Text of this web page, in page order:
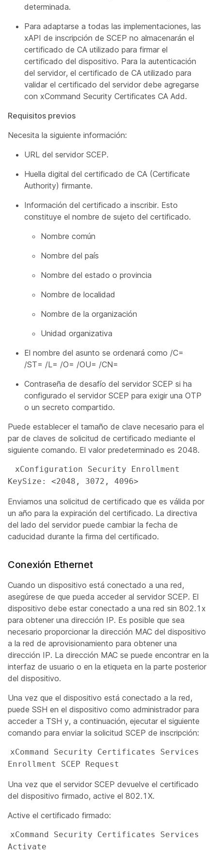
determinada.
Para adaptarse a todas las implementaciones, las
xAPI de inscripción de SCEP no almacenarán el
certificado de CA utilizado para firmar el
certificado del dispositivo. Para la autenticación
del servidor, el certificado de CA utilizado para
validar el certificado del servidor debe agregarse
con xCommand Security Certificates CA Add.
Requisitos previos
Necesita la siguiente información:
URL del servidor SCEP.
Huella digital del certificado de CA (Certificate
Authority) firmante.
Información del certificado a inscribir. Esto
constituye el nombre de sujeto del certificado.
Nombre común
Nombre del país
Nombre del estado o provincia
Nombre de localidad
Nombre de la organización
Unidad organizativa
El nombre del asunto se ordenará como /C=
/ST= /L= /O= /OU= /CN=
Contraseña de desafío del servidor SCEP si ha
configurado el servidor SCEP para exigir una OTP
o un secreto compartido.
Puede establecer el tamaño de clave necesario para el
par de claves de solicitud de certificado mediante el
siguiente comando. El valor predeterminado es 2048.
KeySize: <2048, 3072, 4096>
Enviamos una solicitud de certificado que es válida por
un año para la expiración del certificado. La directiva
del lado del servidor puede cambiar la fecha de
caducidad durante la firma del certificado.
Conexión Ethernet
Cuando un dispositivo está conectado a una red,
asegúrese de que pueda acceder al servidor SCEP. El
dispositivo debe estar conectado a una red sin 802.1x
para obtener una dirección IP. Es posible que sea
necesario proporcionar la dirección MAC del dispositivo
a la red de aprovisionamiento para obtener una
dirección IP. La dirección MAC se puede encontrar en la
interfaz de usuario o en la etiqueta en la parte posterior
del dispositivo.
Una vez que el dispositivo está conectado a la red,
puede SSH en el dispositivo como administrador para
acceder a TSH y, a continuación, ejecutar el siguiente
comando para enviar la solicitud SCEP de inscripción:
xCommand Security Certificates Services
Enrollment SCEP Request
Una vez que el servidor SCEP devuelve el certificado
del dispositivo firmado, active el 802.1X.
Active el certificado firmado:
xCommand Security Certificates Services
Activate